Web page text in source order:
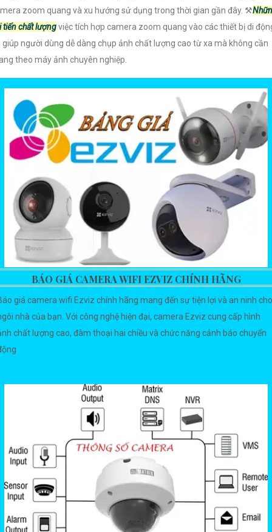
zoom quang và xu hướng sử dụng trong thời gian gần đây. ⚒
tiến chất lượngviệc tích hợp camera zoom quang vào các thiết bị di
giúp người dùng dễ dàng chụp ảnh chất lượng cao từ xa mà không cần
theo máy ảnh chuyên nghiệp.
BÁO GIÁ CAMERA WIFI EZVIZ CHÍNH HÃNG
giá camera wifi Ezviz chính hãng mang đến sự tiện lợi và an ninh cho
nhà của bạn. Với công nghệ hiện đại, camera Ezviz cung cấp hình
chất lượng cao, đàm thoại hai chiều và chức năng cảnh báo chuyển